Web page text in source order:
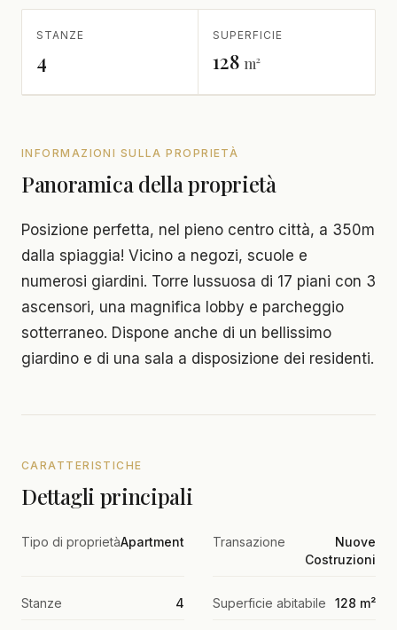
STANZE
4
SUPERFICIE
128 m²
INFORMAZIONI SULLA PROPRIETÀ
Panoramica della proprietà
Posizione perfetta, nel pieno centro città, a 350m
dalla spiaggia! Vicino a negozi, scuole e
numerosi giardini. Torre lussuosa di 17 piani con 3
ascensori, una magnifica lobby e parcheggio
sotterraneo. Dispone anche di un bellissimo
giardino e di una sala a disposizione dei residenti.
CARATTERISTICHE
Dettagli principali
Tipo di proprietàApartment Transazione
Nuove
Costruzioni
Stanze 4 Superficie abitabile 128 m²